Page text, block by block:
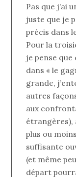
Pas que j’ai
juste que je
précis dans
Pour la
je pense
dans « le
grande,
autres
aux
étrangères),
plus ou
suffisante
(et même
départ